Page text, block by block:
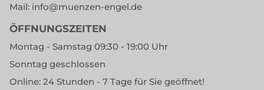
Mail: info@muenzen-engel.de
ÖFFNUNGSZEITEN
Montag - Samstag 09:30 - 19:00 Uhr
Sonntag geschlossen
Online: 24 Stunden - 7 Tage für Sie geöffnet!